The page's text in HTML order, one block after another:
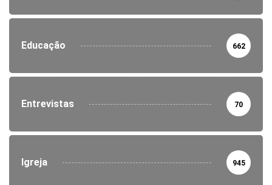
Educação 662
Entrevistas 70
Igreja 945